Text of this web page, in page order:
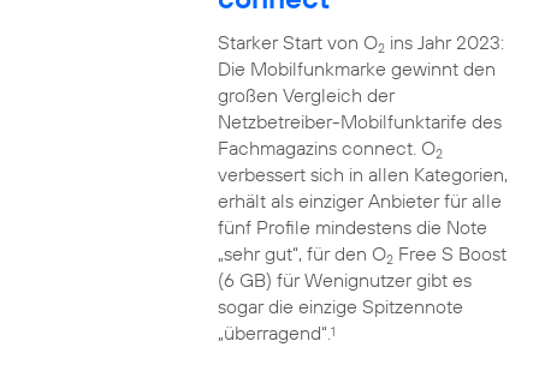
Starker Start von O2ins Jahr 2023:
Die Mobilfunkmarke gewinnt den
großen Vergleich der
Netzbetreiber-Mobilfunktarife des
Fachmagazins connect. O2
verbessert sich in allen Kategorien,
erhält als einziger Anbieter für alle
fünf Profile mindestens die Note
„sehr gut“, für den O2Free S Boost
(6 GB) für Wenignutzer gibt es
sogar die einzige Spitzennote
„überragend“.1